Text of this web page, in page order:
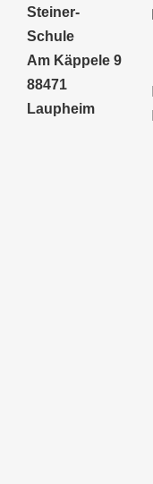
Steiner-
Schule
Am Käppele 9
88471
Laupheim